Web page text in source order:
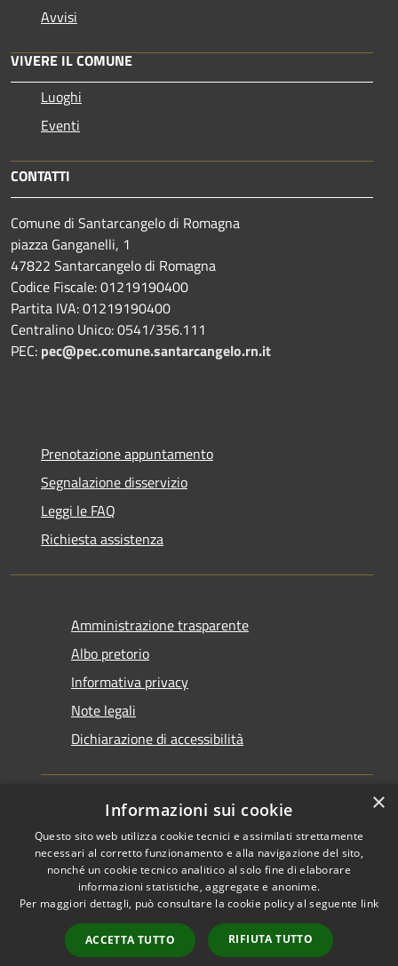
Avvisi
VIVERE IL COMUNE
Luoghi
Eventi
CONTATTI
Comune di Santarcangelo di Romagna
piazza Ganganelli, 1
47822 Santarcangelo di Romagna
Codice Fiscale: 01219190400
Partita IVA: 01219190400
Centralino Unico: 0541/356.111
PEC: pec@pec.comune.santarcangelo.rn.it
Prenotazione appuntamento
Segnalazione disservizio
Leggi le FAQ
Richiesta assistenza
Amministrazione trasparente
Albo pretorio
Informativa privacy
Note legali
Dichiarazione di accessibilità
RSS
Accessibilità
Cookie
Mappa del sito
Copyright © 2026 • Comune di
Santarcangelo di Romagna •
Powered byMunicipium
Accesso redazione
×
Informazioni sui cookie
Questo sito web utilizza cookie tecnici e assimilati strettamente
necessari al corretto funzionamento e alla navigazione del sito,
nonché un cookie tecnico analitico al solo fine di elaborare
informazioni statistiche, aggregate e anonime.
Per maggiori dettagli, può consultare la cookie policy al seguente link
ACCETTA TUTTO RIFIUTA TUTTO